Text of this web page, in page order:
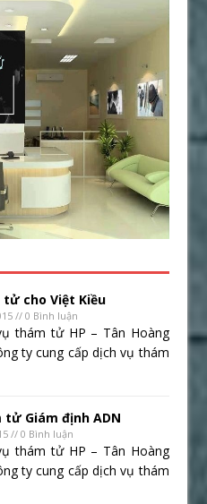
cho Việt Kiều
// 0 Bình luận
thám tử HP – Tân Hoàng
ty cung cấp dịch vụ thám
tử Giám định ADN
// 0 Bình luận
thám tử HP – Tân Hoàng
ty cung cấp dịch vụ thám